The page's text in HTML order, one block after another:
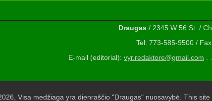
Draugas/ 2345 W 56 St. /
Tel: 773-585-9500 /
E-mail (editorial): vyr.redaktore@gmail.com .
Visa medžiaga yra dienraščio "Draugas" nuosavybė. This